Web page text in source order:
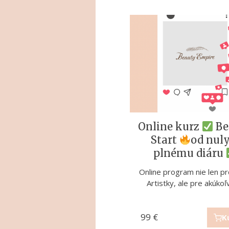
Online kurz
Start
od
plnému diáru
Online program nie len
Artistky, ale pre
99 €
Premium kit
Exkluzívny štartovací
školeniam Beauty
prémiového
795€
ONLINE
MICROBLADING
pokročilý
Pre koho je kurz určený?
microblading artistky,
349€